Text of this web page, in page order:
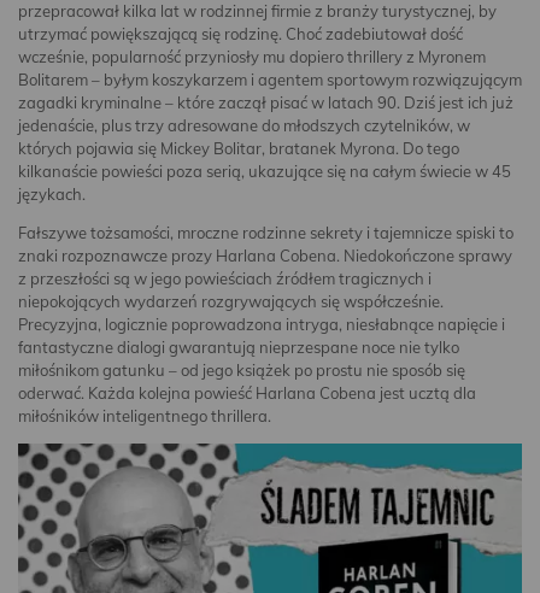
przepracował kilka lat w rodzinnej firmie z branży turystycznej, by
utrzymać powiększającą się rodzinę. Choć zadebiutował dość
wcześnie, popularność przyniosły mu dopiero thrillery z Myronem
Bolitarem – byłym koszykarzem i agentem sportowym rozwiązującym
zagadki kryminalne – które zaczął pisać w latach 90. Dziś jest ich już
jedenaście, plus trzy adresowane do młodszych czytelników, w
których pojawia się Mickey Bolitar, bratanek Myrona. Do tego
kilkanaście powieści poza serią, ukazujące się na całym świecie w 45
językach.
Fałszywe tożsamości, mroczne rodzinne sekrety i tajemnicze spiski to
znaki rozpoznawcze prozy Harlana Cobena. Niedokończone sprawy
z przeszłości są w jego powieściach źródłem tragicznych i
niepokojących wydarzeń rozgrywających się współcześnie.
Precyzyjna, logicznie poprowadzona intryga, niesłabnące napięcie i
fantastyczne dialogi gwarantują nieprzespane noce nie tylko
miłośnikom gatunku – od jego książek po prostu nie sposób się
oderwać. Każda kolejna powieść Harlana Cobena jest ucztą dla
miłośników inteligentnego thrillera.